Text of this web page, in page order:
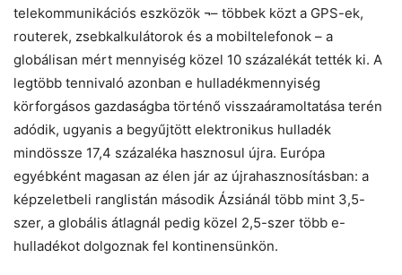
telekommunikációs eszközök ¬– többek közt a GPS-ek,
routerek, zsebkalkulátorok és a mobiltelefonok – a
globálisan mért mennyiség közel 10 százalékát tették ki. A
legtöbb tennivaló azonban e hulladékmennyiség
körforgásos gazdaságba történő visszaáramoltatása terén
adódik, ugyanis a begyűjtött elektronikus hulladék
mindössze 17,4 százaléka hasznosul újra. Európa
egyébként magasan az élen jár az újrahasznosításban: a
képzeletbeli ranglistán második Ázsiánál több mint 3,5-
szer, a globális átlagnál pedig közel 2,5-szer több e-
hulladékot dolgoznak fel kontinensünkön.